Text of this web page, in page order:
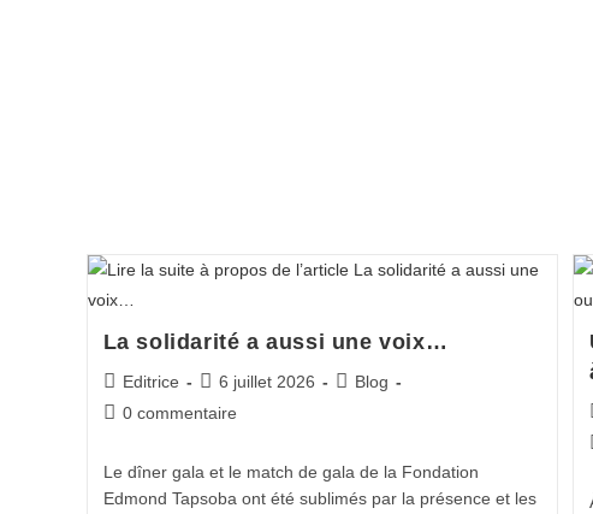
La solidarité a aussi une voix…
Editrice 6 juillet 2026
Blog
0 commentaire
Le dîner gala et le match de gala de la Fondation
Edmond Tapsoba ont été sublimés par la présence et les